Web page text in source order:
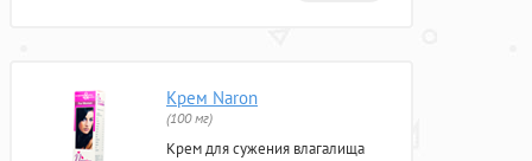
Крем Naron
(100 мг)
Крем для сужения влагалища